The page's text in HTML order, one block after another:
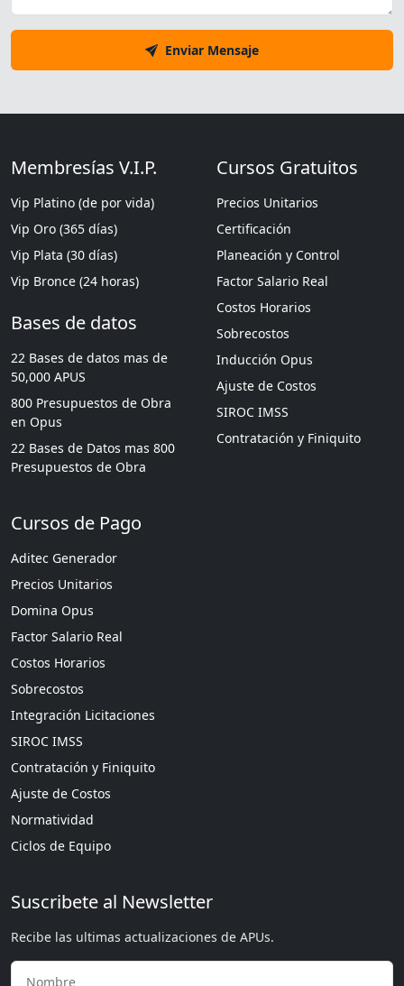
Enviar Mensaje
Membresías V.I.P.
Vip Platino (de por vida)
Vip Oro (365 días)
Vip Plata (30 días)
Vip Bronce (24 horas)
Bases de datos
22 Bases de datos mas de
50,000 APUS
800 Presupuestos de Obra
en Opus
22 Bases de Datos mas 800
Presupuestos de Obra
Cursos Gratuitos
Precios Unitarios
Certificación
Planeación y Control
Factor Salario Real
Costos Horarios
Sobrecostos
Inducción Opus
Ajuste de Costos
SIROC IMSS
Contratación y Finiquito
Cursos de Pago
Aditec Generador
Precios Unitarios
Domina Opus
Factor Salario Real
Costos Horarios
Sobrecostos
Integración Licitaciones
SIROC IMSS
Contratación y Finiquito
Ajuste de Costos
Normatividad
Ciclos de Equipo
Suscribete al Newsletter
Recibe las ultimas actualizaciones de APUs.